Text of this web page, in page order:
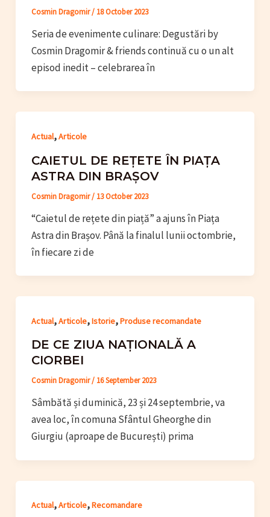
Cosmin Dragomir/ 18 October 2023
Seria de evenimente culinare: Degustări by
Cosmin Dragomir & friends continuă cu o un alt
episod inedit – celebrarea în
Actual,Articole
CAIETUL DE REȚETE ÎN PIAȚA
ASTRA DIN BRAȘOV
Cosmin Dragomir/ 13 October 2023
“Caietul de rețete din piață” a ajuns în Piața
Astra din Brașov. Până la finalul lunii octombrie,
în fiecare zi de
Actual,Articole,Istorie,Produse recomandate
DE CE ZIUA NAȚIONALĂ A
CIORBEI
Cosmin Dragomir/ 16 September 2023
Sâmbătă și duminică, 23 și 24 septembrie, va
avea loc, în comuna Sfântul Gheorghe din
Giurgiu (aproape de București) prima
Actual,Articole,Recomandare